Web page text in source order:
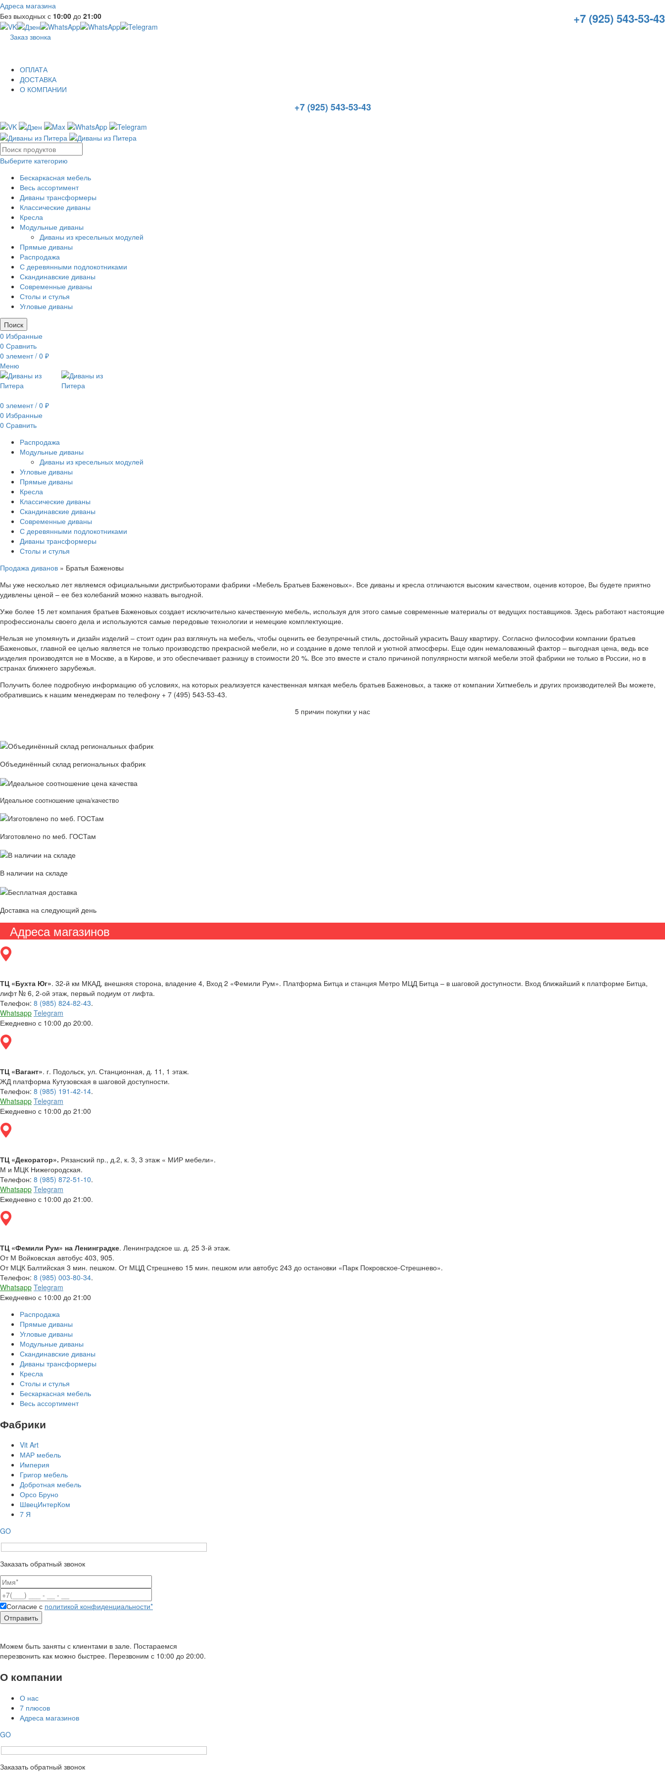
Адреса магазина
+7 (925) 543-53-43
Без выходных с 10:00 до 21:00
Заказ звонка
ОПЛАТА
ДОСТАВКА
О КОМПАНИИ
+7 (925) 543-53-43
Выберите категорию
Бескаркасная мебель
Весь ассортимент
Диваны трансформеры
Классические диваны
Кресла
Модульные диваны
Диваны из кресельных модулей
Прямые диваны
Распродажа
С деревянными подлокотниками
Скандинавские диваны
Современные диваны
Столы и стулья
Угловые диваны
Поиск
0 Избранные
0 Сравнить
0 элемент / 0 ₽
Меню
0 элемент / 0 ₽
0 Избранные
0 Сравнить
Распродажа
Модульные диваны
Диваны из кресельных модулей
Угловые диваны
Прямые диваны
Кресла
Классические диваны
Скандинавские диваны
Современные диваны
С деревянными подлокотниками
Диваны трансформеры
Столы и стулья
Продажа диванов » Братья Баженовы
Мы уже несколько лет являемся официальными дистрибьюторами фабрики «Мебель Братьев Баженовых». Все диваны и кресла отличаются высоким качеством, оценив которое, Вы будете приятно
удивлены ценой – ее без колебаний можно назвать выгодной.
Уже более 15 лет компания братьев Баженовых создает исключительно качественную мебель, используя для этого самые современные материалы от ведущих поставщиков. Здесь работают настоящие
профессионалы своего дела и используются самые передовые технологии и немецкие комплектующие.
Нельзя не упомянуть и дизайн изделий – стоит один раз взглянуть на мебель, чтобы оценить ее безупречный стиль, достойный украсить Вашу квартиру. Согласно философии компании братьев
Баженовых, главной ее целью является не только производство прекрасной мебели, но и создание в доме теплой и уютной атмосферы. Еще один немаловажный фактор – выгодная цена, ведь все
изделия производятся не в Москве, а в Кирове, и это обеспечивает разницу в стоимости 20 %. Все это вместе и стало причиной популярности мягкой мебели этой фабрики не только в России, но в
странах ближнего зарубежья.
Получить более подробную информацию об условиях, на которых реализуется качественная мягкая мебель братьев Баженовых, а также от компании Хитмебель и других производителей Вы можете,
обратившись к нашим менеджерам по телефону + 7 (495) 543-53-43.
5 причин покупки у нас
Объединённый склад региональных фабрик
Идеальное соотношение цена/качество
Изготовлено по меб. ГОСТам
В наличии на складе
Доставка на следующий день
Адреса магазинов
ТЦ «Бухта Юг». 32-й км МКАД, внешняя сторона, владение 4, Вход 2 «Фемили Рум». Платформа Битца и станция Метро МЦД Битца – в шаговой доступности. Вход ближайший к платформе Битца,
лифт № 6, 2-ой этаж, первый подиум от лифта.
Телефон: 8 (985) 824-82-43.
Whatsapp Telegram
Ежедневно с 10:00 до 20:00.
ТЦ «Вагант». г. Подольск, ул. Станционная, д. 11, 1 этаж.
ЖД платформа Кутузовская в шаговой доступности.
Телефон: 8 (985) 191-42-14.
Whatsapp Telegram
Ежедневно с 10:00 до 21:00
ТЦ «Декоратор». Рязанский пр., д.2, к. 3, 3 этаж « МИР мебели».
М и MЦК Нижегородская.
Телефон: 8 (985) 872-51-10.
Whatsapp Telegram
Ежедневно с 10:00 до 21:00.
ТЦ «Фемили Рум» на Ленинградке. Ленинградское ш. д. 25 3-й этаж.
От М Войковская автобус 403, 905.
От МЦК Балтийская 3 мин. пешком. От МЦД Стрешнево 15 мин. пешком или автобус 243 до остановки «Парк Покровское-Стрешнево».
Телефон: 8 (985) 003-80-34.
Whatsapp Telegram
Ежедневно с 10:00 до 21:00
Распродажа
Прямые диваны
Угловые диваны
Модульные диваны
Скандинавские диваны
Диваны трансформеры
Кресла
Столы и стулья
Бескаркасная мебель
Весь ассортимент
Фабрики
Vit Art
МАР мебель
Империя
Григор мебель
Добротная мебель
Орсо Бруно
ШвецИнтерКом
7 Я
GO
Заказать обратный звонок
Согласие с политикой конфиденциальности*
Можем быть заняты с клиентами в зале. Постараемся
перезвонить как можно быстрее. Перезвоним с 10:00 до 20:00.
О компании
О нас
7 плюсов
Адреса магазинов
GO
Заказать обратный звонок